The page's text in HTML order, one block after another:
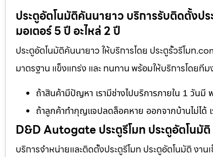
ประตูอัตโนมัติคันนายาว บริการรับติดตั้งป
มอเตอร์ 5 ปี อะไหล่ 2 ปี
ประตูอัตโนมัติคันนายาว ให้บริการโดย ประตูรั้วรีโมท
มาตรฐาน แข็งแกร่ง และ ทนทาน พร้อมให้บริการโดยที
ถ้าสินค้ามีปัญหา เรามีช่างไปบริการภายใน 1 วัน
ถ้าลูกค้าทำกุญแจปลดล็อคหาย ออกจากบ้านไม่ได้
D&D Autogate ประตูรีโมท ประตูอัตโนมัติ
บริการจำหน่ายและติดตั้งประตูรีโมท ประตูอัตโนมัติ งา